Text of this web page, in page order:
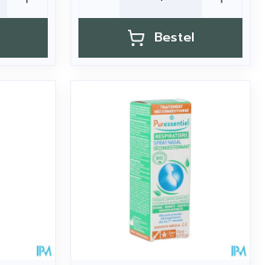
Bestel